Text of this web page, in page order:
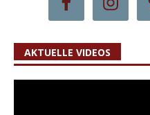
AKTUELLE VIDEOS